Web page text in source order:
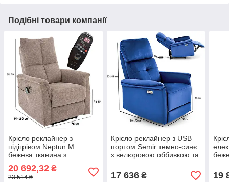
Подібні товари компанії
Крісло реклайнер з
підігрівом Neptun M
бежева тканина з
функцією масажу та USB
портом у стилі мінімалізм
20 692,32 ₴
23 514 ₴
Крісло реклайнер з USB
портом Semir темно-синє
з велюровою оббивкою та
17 636₴ 19